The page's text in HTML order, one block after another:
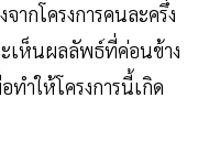
ากโครงการคนละครึ่ง
เห็นผลลัพธ์ที่ค่อนข้าง
ทำให้โครงการนี้เกิด